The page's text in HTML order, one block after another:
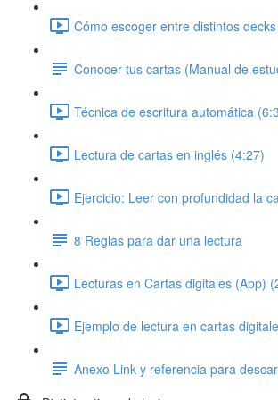
Cómo escoger entre distintos
Conocer tus cartas (Manual de
Técnica de escritura automática
Lectura de cartas en inglés (4:27)
Ejercicio: Leer con profundidad la
8 Reglas para dar una lectura
Lecturas en Cartas digitales (App)
Ejemplo de lectura en cartas
Anexo Link y referencia para